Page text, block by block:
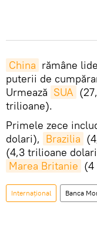
China rămâne
puterii de
Urmează SUA
trilioane).
Primele zece
dolari), Brazilia
(4,3 trilioane
Marea Britanie (4
Internațional Banca